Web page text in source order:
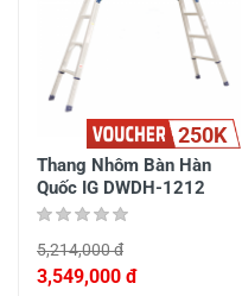
250K
Thang Nhôm Bàn Hàn
Quốc IG DWDH-1212
5,214,000 đ
3,549,000 đ